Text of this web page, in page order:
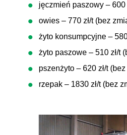
jęczmień paszowy – 600
owies – 770 zł/t (bez
żyto konsumpcyjne –
żyto paszowe – 510 zł/t
pszenżyto – 620 zł/t
rzepak – 1830 zł/t (bez